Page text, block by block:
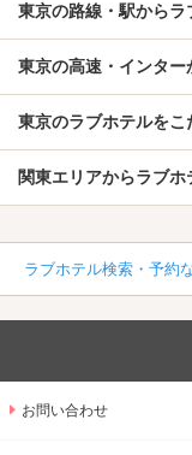
東京の路線・駅からラ
東京の高速・インタ
東京のラブホテルを
関東エリアからラブホ
ラブホテル検索・予約
お問い合わせ